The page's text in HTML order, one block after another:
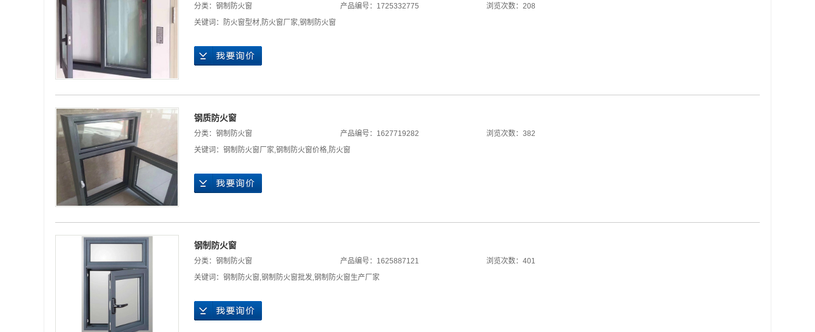
分类： 钢制防火窗 产品编号：1725332775
浏览次数：208
关键词：
防火窗型材,防火窗厂家,钢制防火窗
钢质防火窗
分类： 钢制防火窗 产品编号：1627719282
浏览次数：382
关键词： 钢制防火窗厂家,钢制防火窗价格,防火窗
钢制防火窗
分类： 钢制防火窗 产品编号：1625887121
浏览次数：401
关键词： 钢制防火窗,钢制防火窗批发,钢制防火窗生产厂家